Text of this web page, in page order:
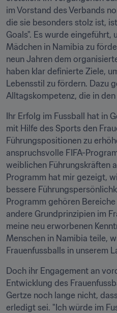
im Vorstand des Verbands
die sie besonders stolz ist,
Goals". Es wurde eingeführt,
Mädchen in Namibia zu
neun Jahren dem
haben klar definierte Ziele,
Lebensstil zu fördern. Dazu
Alltagskompetenz, die in
Ihr Erfolg im Fussball hat in
mit Hilfe des Sports den
Führungspositionen zu
anspruchsvolle FIFA-
weiblichen Führungskräften
Programm hat mir gezeigt,
bessere
Programm gehören
andere Grundprinzipien im
meine neu erworbenen
Menschen in Namibia teile,
Frauenfussballs in unserem
Doch ihr Engagement an
Entwicklung des
Gertze noch lange nicht,
erledigt sei. "Ich würde im